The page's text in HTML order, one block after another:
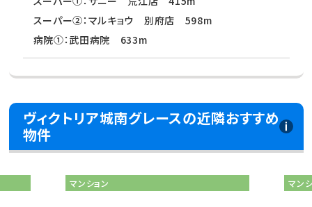
スーパー②：マルキョウ 別府店 598m
病院①：武田病院 633m
ヴィクトリア城南グレースの近隣おすすめ
物件
マンション マン